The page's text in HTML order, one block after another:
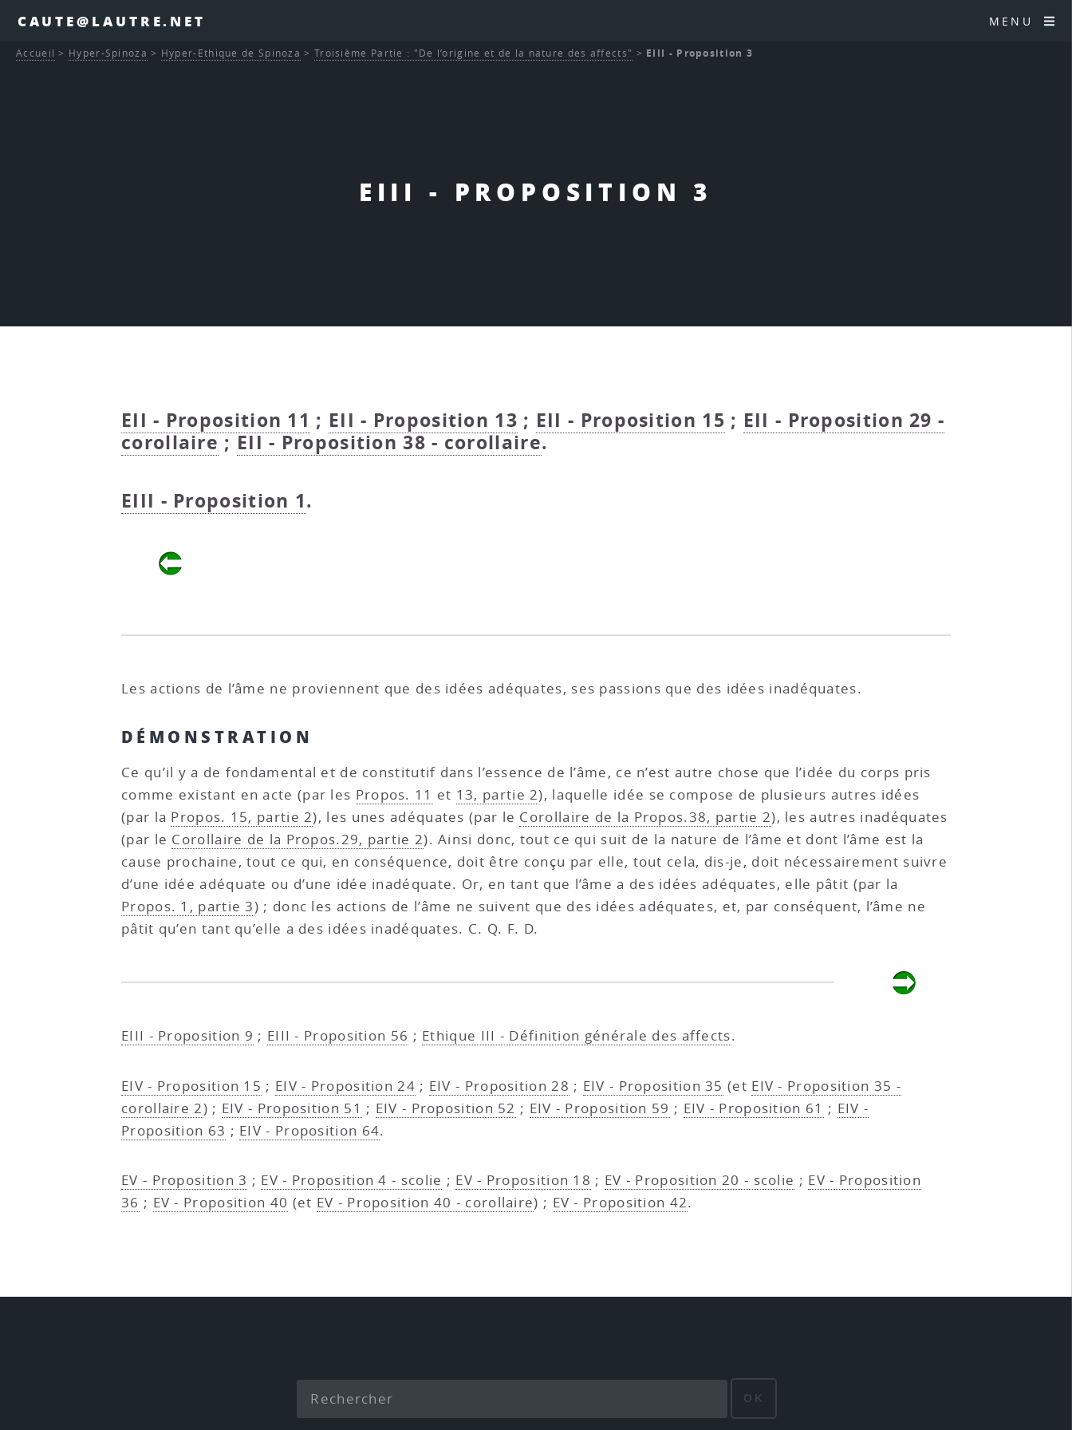
CAUTE@LAUTRE.NET MENU
EIII - PROPOSITION 3
Accueil > Hyper-Spinoza > Hyper-Ethique de Spinoza > Troisième Partie : "De l’origine et de la nature des affects" > EIII - Proposition 3
EII - Proposition 11 ; EII - Proposition 13 ; EII - Proposition 15 ; EII - Proposition 29 -
corollaire ; EII - Proposition 38 - corollaire.
EIII - Proposition 1.
Les actions de l’âme ne proviennent que des idées adéquates, ses passions que des idées inadéquates.
DÉMONSTRATION
Ce qu’il y a de fondamental et de constitutif dans l’essence de l’âme, ce n’est autre chose que l’idée du corps pris
comme existant en acte (par les Propos. 11 et 13, partie 2), laquelle idée se compose de plusieurs autres idées
(par la Propos. 15, partie 2), les unes adéquates (par le Corollaire de la Propos.38, partie 2), les autres inadéquates
(par le Corollaire de la Propos.29, partie 2). Ainsi donc, tout ce qui suit de la nature de l’âme et dont l’âme est la
cause prochaine, tout ce qui, en conséquence, doit être conçu par elle, tout cela, dis-je, doit nécessairement suivre
d’une idée adéquate ou d’une idée inadéquate. Or, en tant que l’âme a des idées adéquates, elle pâtit (par la
Propos. 1, partie 3) ; donc les actions de l’âme ne suivent que des idées adéquates, et, par conséquent, l’âme ne
pâtit qu’en tant qu’elle a des idées inadéquates. C. Q. F. D.
EIII - Proposition 9 ; EIII - Proposition 56 ; Ethique III - Définition générale des affects.
EIV - Proposition 15 ; EIV - Proposition 24 ; EIV - Proposition 28 ; EIV - Proposition 35 (et EIV - Proposition 35 -
corollaire 2) ; EIV - Proposition 51 ; EIV - Proposition 52 ; EIV - Proposition 59 ; EIV - Proposition 61 ; EIV -
Proposition 63 ; EIV - Proposition 64.
EV - Proposition 3 ; EV - Proposition 4 - scolie ; EV - Proposition 18 ; EV - Proposition 20 - scolie ; EV - Proposition
36 ; EV - Proposition 40 (et EV - Proposition 40 - corollaire) ; EV - Proposition 42.
OK